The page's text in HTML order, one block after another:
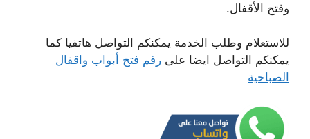
وفتح الأقفال.
للاستعلام وطلب الخدمة يمكنكم التواصل هاتفيا كما
يمكنكم التواصل ايضا على رقم فتح أبواب واقفال
الصباحية